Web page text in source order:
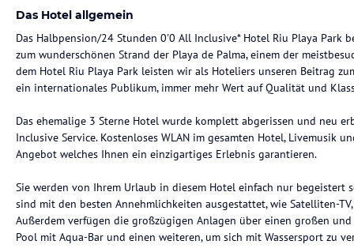
Das Hotel allgemein
Das Halbpension/24 Stunden 0'0 All Inclusive* Hotel Riu Playa Park
zum wunderschönen Strand der Playa de Palma, einem der
dem Hotel Riu Playa Park leisten wir als Hoteliers unseren Beitrag
ein internationales Publikum, immer mehr Wert auf Qualität und
Das ehemalige 3 Sterne Hotel wurde komplett abgerissen und neu
Inclusive Service. Kostenloses WLAN im gesamten Hotel, Livemusik
Angebot welches Ihnen ein einzigartiges Erlebnis garantieren.
Sie werden von Ihrem Urlaub in diesem Hotel einfach nur begeistert
sind mit den besten Annehmlichkeiten ausgestattet, wie Satelliten-
Außerdem verfügen die großzügigen Anlagen über einen großen
Pool mit Aqua-Bar und einen weiteren, um sich mit Wassersport zu